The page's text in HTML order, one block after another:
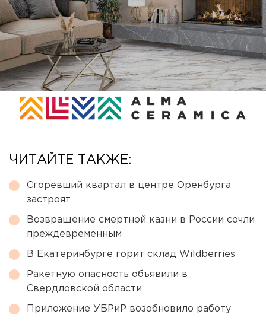
ЧИТАЙТЕ ТАКЖЕ:
Сгоревший квартал в центре Оренбурга
застроят
Возвращение смертной казни в России сочли
преждевременным
В Екатеринбурге горит склад Wildberries
Ракетную опасность объявили в
Свердловской области
Приложение УБРиР возобновило работу